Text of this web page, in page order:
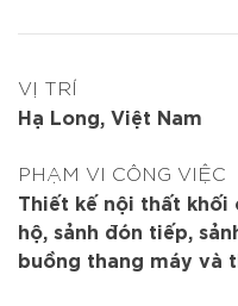
VỊ TRÍ
Hạ Long, Việt Nam
PHẠM VI CÔNG VIỆC
Thiết kế nội thất khối
hộ, sảnh đón tiếp,
buồng thang máy và